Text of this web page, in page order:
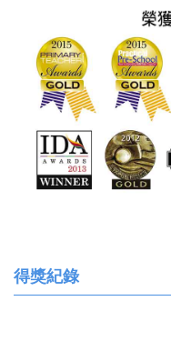
得獎紀錄